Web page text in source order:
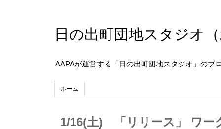
日の出町団地スタジオ
AAPAが運営する「日の出町団地スタジオ」のブ
ホーム
1/16(土) 「リリース」 ワー